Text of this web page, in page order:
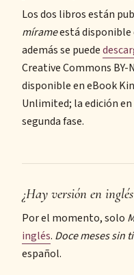
Los dos libros están
mírameestá disponible
además se puede
Creative Commons BY-
disponible en eBook
Unlimited; la edición
segunda fase.
¿Hay versión en
Por el momento, solo
inglés. Doce meses sin ti
español.